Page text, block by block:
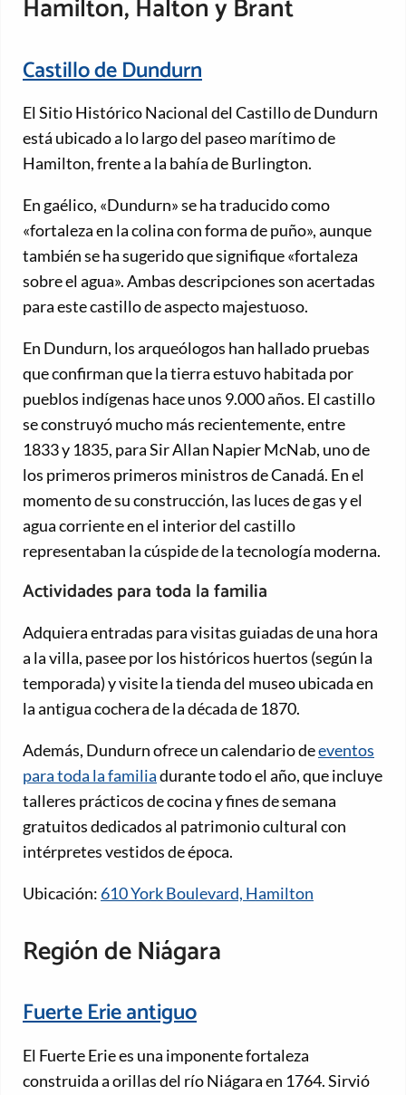
Hamilton, Halton y Brant
Castillo de Dundurn
El Sitio Histórico Nacional del Castillo de Dundurn
está ubicado a lo largo del paseo marítimo de
Hamilton, frente a la bahía de Burlington.
En gaélico, «Dundurn» se ha traducido como
«fortaleza en la colina con forma de puño», aunque
también se ha sugerido que signifique «fortaleza
sobre el agua». Ambas descripciones son acertadas
para este castillo de aspecto majestuoso.
En Dundurn, los arqueólogos han hallado pruebas
que confirman que la tierra estuvo habitada por
pueblos indígenas hace unos 9.000 años. El castillo
se construyó mucho más recientemente, entre
1833 y 1835, para Sir Allan Napier McNab, uno de
los primeros primeros ministros de Canadá. En el
momento de su construcción, las luces de gas y el
agua corriente en el interior del castillo
representaban la cúspide de la tecnología moderna.
Actividades para toda la familia
Adquiera entradas para visitas guiadas de una hora
a la villa, pasee por los históricos huertos (según la
temporada) y visite la tienda del museo ubicada en
la antigua cochera de la década de 1870.
Además, Dundurn ofrece un calendario deeventos
para toda la familiadurante todo el año, que incluye
talleres prácticos de cocina y fines de semana
gratuitos dedicados al patrimonio cultural con
intérpretes vestidos de época.
Ubicación: 610 York Boulevard, Hamilton
Región de Niágara
Fuerte Erie antiguo
El Fuerte Erie es una imponente fortaleza
construida a orillas del río Niágara en 1764. Sirvió